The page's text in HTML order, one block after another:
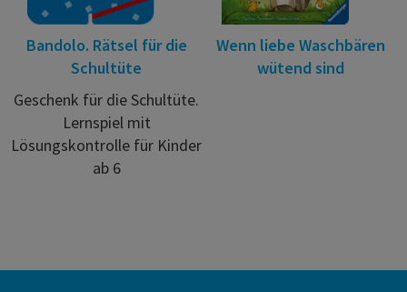
Bandolo. Rätsel für die
Schultüte
Geschenk für die Schultüte.
Lernspiel mit
Lösungskontrolle für Kinder
ab 6
Wenn liebe Waschbären
wütend sind